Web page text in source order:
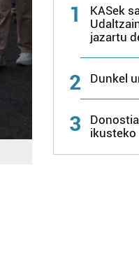
1
KASek
jazartu
2 Dunkel
3
ikusteko